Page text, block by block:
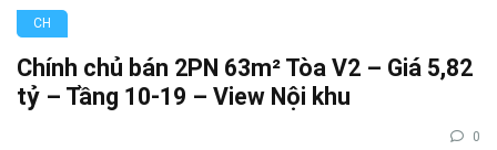
CH
Chính chủ bán 2PN 63m² Tòa V2 – Giá 5,82
tỷ – Tầng 10-19 – View Nội khu
0